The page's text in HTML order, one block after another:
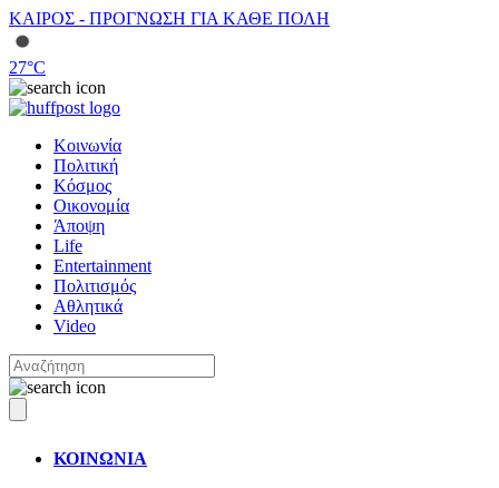
ΚΑΙΡΟΣ - ΠΡΟΓΝΩΣΗ ΓΙΑ ΚΑΘΕ ΠΟΛΗ
27°C
Κοινωνία
Πολιτική
Κόσμος
Οικονομία
Άποψη
Life
Entertainment
Πολιτισμός
Αθλητικά
Video
ΚΟΙΝΩΝΙΑ